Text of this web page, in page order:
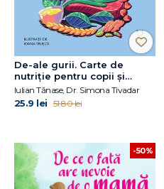
De-ale gurii. Carte de
nutriție pentru copii și
părinți
Iulian Tănase, Dr. Simona Tivadar
25.9 lei 51.80 lei
-50%